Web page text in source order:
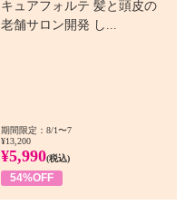
キュアフォルテ 髪と頭皮の
老舗サロン開発 し...
期間限定：8/1〜7
¥13,200
¥5,990(税込)
54%OFF